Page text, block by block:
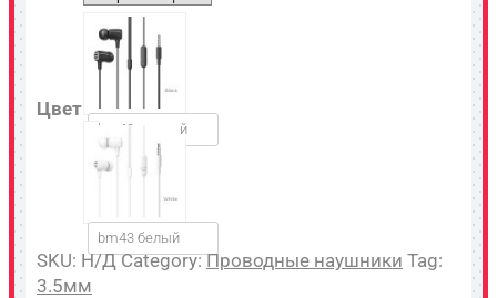
Цвет
bm43 черный
bm43 белый
SKU: Н/ДCategory: Проводные наушники Tag:
3.5мм